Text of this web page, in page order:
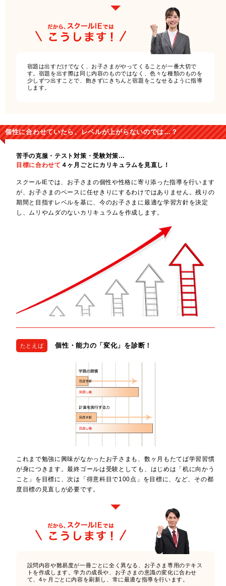
宿題は出すだけでなく、お子さまがやってくることが一番大切で
す。宿題を出す際は同じ内容のものではなく、色々な種類のものを
少しずつ出すことで、飽きずにきちんと宿題をこなせるように指導
します。
個性に合わせていたら、レベルが上がらないのでは…？
苦手の克服・テスト対策・受験対策…
目標に合わせて ４ヶ月ごとにカリキュラムを見直し！
スクールIEでは、お子さまの個性や性格に寄り添った指導を行います
が、お子さまのペースに任せきりにするわけではありません。残りの
期間と目指すレベルを基に、今のお子さまに最適な学習方針を決定
し、ムリやムダのないカリキュラムを作成します。
たとえば 個性・能力の「変化」を診断！
これまで勉強に興味がなかったお子さまも、数ヶ月もたてば学習習慣
が身につきます。最終ゴールは受験としても、はじめは「机に向かう
こと」を目標に、次は「得意科目で100点」を目標に、など、その都
度目標の見直しが必要です。
設問内容や難易度が一冊ごとに全く異なる、お子さま専用のテキス
トを作成します。学力の成長や、お子さまの意識の変化に合わせ
て、4ヶ月ごとに内容を刷新し、常に最適な指導を行います。